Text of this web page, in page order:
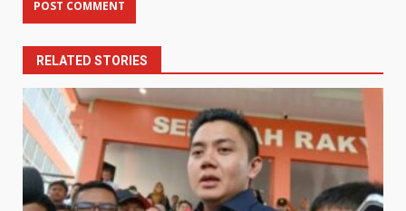
RELATED STORIES